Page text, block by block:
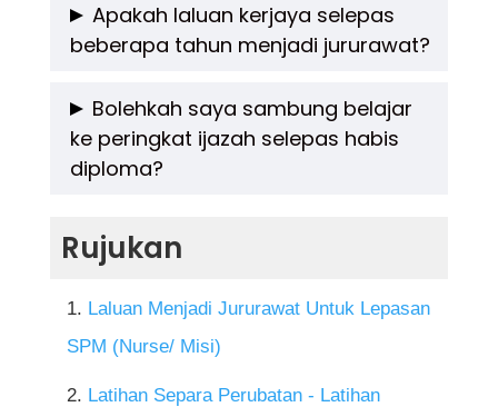
institusi).
Ya, calon boleh mengulang peperiksaan LJM.
Mereka perlu membuat permohonan semula
Apakah laluan kerjaya selepas
beberapa tahun menjadi jururawat?
Selepas beberapa tahun berkhidmat,
jururawat boleh naik pangkat menjadi Sister,
Matron, atau sambung belajar untuk menjadi
kesihatan.
Bolehkah saya sambung belajar
ke peringkat ijazah selepas habis
diploma?
pengalaman kerja boleh memohon
kemasukan ke Ijazah Sarjana Muda
Kejururawatan secara sepenuh masa atau
Rujukan
Laluan Menjadi Jururawat Untuk Lepasan
SPM (Nurse/ Misi)
Latihan Separa Perubatan - Latihan